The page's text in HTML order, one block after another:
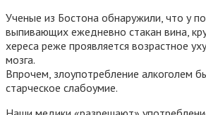
Ученые из Бостона обнаружили, что у
выпивающих ежедневно стакан вина,
хереса реже проявляется возрастное
мозга.
Впрочем, злоупотребление алкоголем
старческое слабоумие.